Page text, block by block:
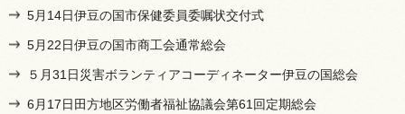
5月14日伊豆の国市保健委員委嘱状交付式
5月22日伊豆の国市商工会通常総会
５月31日災害ボランティアコーディネーター伊豆の国総会
6月17日田方地区労働者福祉協議会第61回定期総会